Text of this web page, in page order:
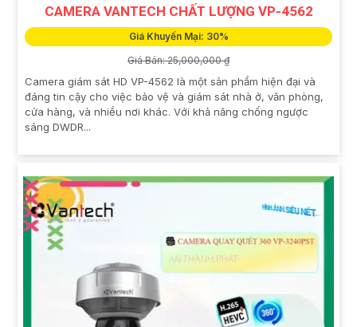
CAMERA VANTECH CHẤT LƯỢNG VP-4562
Giá Khuyến Mại: 30%
Giá Bán: 25,000,000 ₫
Camera giám sát HD VP-4562 là một sản phẩm hiện đại và
đáng tin cậy cho việc bảo vệ và giám sát nhà ở, văn phòng,
cửa hàng, và nhiều nơi khác. Với khả năng chống ngược
sáng DWDR...